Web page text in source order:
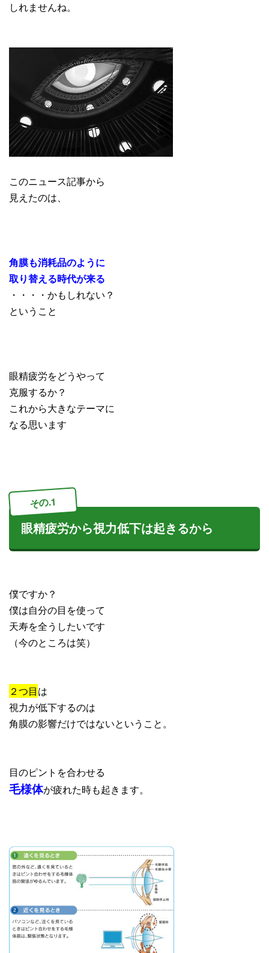
しれませんね。
このニュース記事から
見えたのは、
角膜も消耗品のように
取り替える時代が来る
・・・・かもしれない？
ということ
眼精疲労をどうやって
克服するか？
これから大きなテーマに
なる思います
その.1
眼精疲労から視力低下は起きるから
僕ですか？
僕は自分の目を使って
天寿を全うしたいです
（今のところは笑）
２つ目は
視力が低下するのは
角膜の影響だけではないということ。
目のピントを合わせる
毛様体が疲れた時も起きます。